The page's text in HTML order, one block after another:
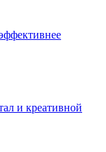
и креативной